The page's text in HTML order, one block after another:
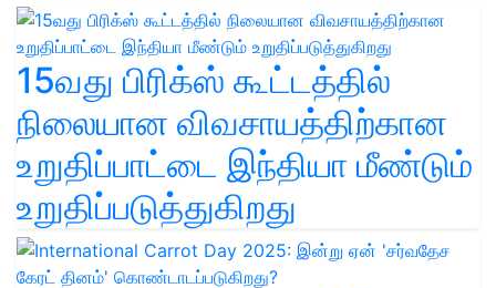
15வது பிரிக்ஸ் கூட்டத்தில்
நிலையான விவசாயத்திற்கான
உறுதிப்பாட்டை இந்தியா மீண்டும்
உறுதிப்படுத்துகிறது